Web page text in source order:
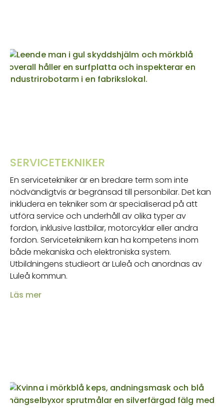
SERVICETEKNIKER
En servicetekniker är en bredare term som inte
nödvändigtvis är begränsad till personbilar. Det kan
inkludera en tekniker som är specialiserad på att
utföra service och underhåll av olika typer av
fordon, inklusive lastbilar, motorcyklar eller andra
fordon. Serviceteknikern kan ha kompetens inom
både mekaniska och elektroniska system.
Utbildningens studieort är Luleå och anordnas av
Luleå kommun.
Läs mer